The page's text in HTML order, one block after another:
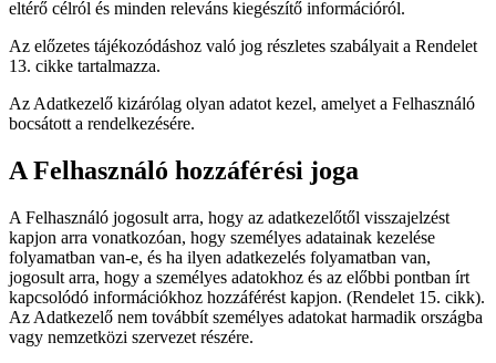
eltérő célról és minden releváns kiegészítő információról.
Az előzetes tájékozódáshoz való jog részletes szabályait a Rendelet
13. cikke tartalmazza.
Az Adatkezelő kizárólag olyan adatot kezel, amelyet a Felhasználó
bocsátott a rendelkezésére.
A Felhasználó hozzáférési joga
A Felhasználó jogosult arra, hogy az adatkezelőtől visszajelzést
kapjon arra vonatkozóan, hogy személyes adatainak kezelése
folyamatban van-e, és ha ilyen adatkezelés folyamatban van,
jogosult arra, hogy a személyes adatokhoz és az előbbi pontban írt
kapcsolódó információkhoz hozzáférést kapjon. (Rendelet 15. cikk).
Az Adatkezelő nem továbbít személyes adatokat harmadik országba
vagy nemzetközi szervezet részére.